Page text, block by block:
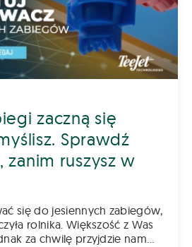
zaczną się
Sprawdź
zanim ruszysz w
się do jesiennych zabiegów,
rolnika. Większość z Was
za chwilę przyjdzie nam